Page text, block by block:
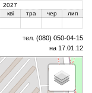
2027
кві тра чер лип
тел. (080) 050-04-15
на 17.01.12